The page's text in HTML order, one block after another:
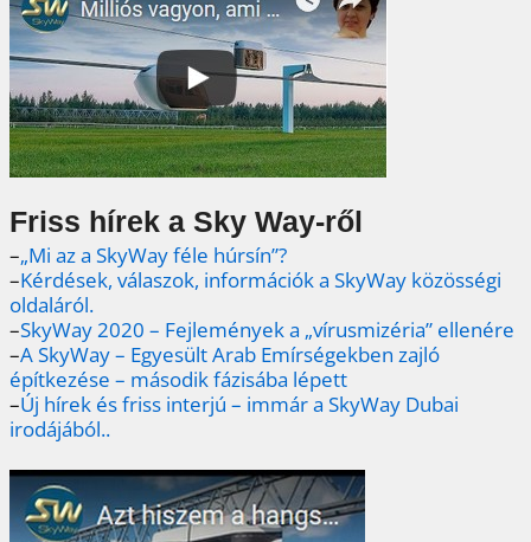
Friss hírek a Sky Way-ről
–„Mi az a SkyWay féle húrsín”?
–Kérdések, válaszok, információk a SkyWay közösségi
oldaláról.
–SkyWay 2020 – Fejlemények a „vírusmizéria” ellenére
–A SkyWay – Egyesült Arab Emírségekben zajló
építkezése – második fázisába lépett
–Új hírek és friss interjú – immár a SkyWay Dubai
irodájából..